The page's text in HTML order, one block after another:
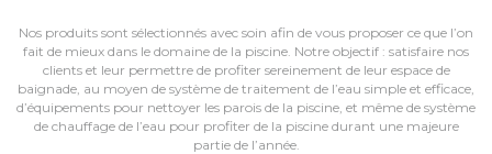
Nos produits sont sélectionnés avec soin afin de vous proposer ce que l’on
fait de mieux dans le domaine de la piscine. Notre objectif : satisfaire nos
clients et leur permettre de profiter sereinement de leur espace de
baignade, au moyen de système de traitement de l’eau simple et efficace,
d’équipements pour nettoyer les parois de la piscine, et même de système
de chauffage de l’eau pour profiter de la piscine durant une majeure
partie de l’année.